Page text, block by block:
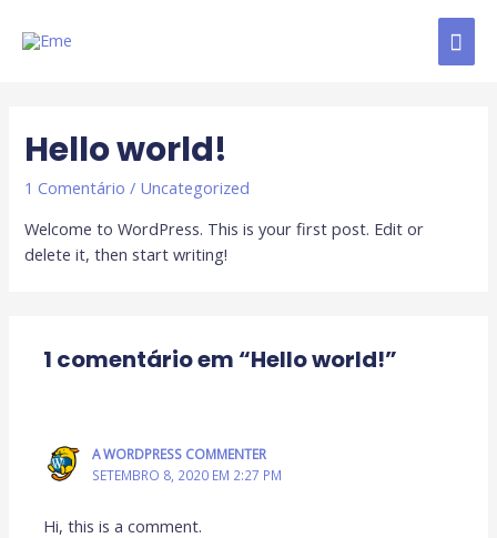
Hello world!
1 Comentário / Uncategorized
Welcome to WordPress. This is your first post. Edit or
delete it, then start writing!
1 comentário em “Hello world!”
A WORDPRESS COMMENTER
SETEMBRO 8, 2020 EM 2:27 PM
Hi, this is a comment.